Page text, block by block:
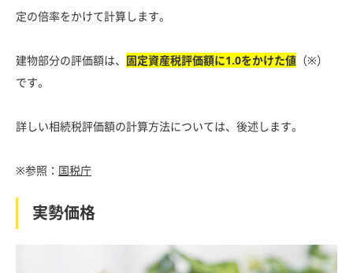
定の倍率をかけて計算します。
建物部分の評価額は、 固定資産税評価額に1.0をかけた値 （※）
です。
詳しい相続税評価額の計算方法については、後述します。
※参照： 国税庁
実勢価格